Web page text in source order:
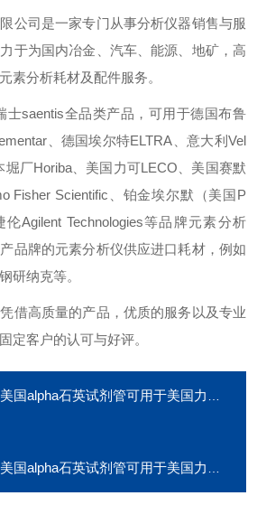
公司是一家专门从事分析仪器销售与服
于为国内冶金、汽车、能源、地矿，高
素分析耗材及配件服务。
士saentis全品类产品，可用于德国布鲁
、德国埃尔特ELTRA、意大利Vel
堀厂Horiba、美国力可LECO、美国赛默
Fisher Scientific、铂金埃尔默（美国P
Agilent Technologies等品牌元素分析
品牌的元素分析仪供应进口耗材，例如
研纳克等。
借高质量的产品，优质的服务以及专业
定客户的认可与好评。
国alpha石英试剂管可用于美国力可leco
国alpha石英试剂管可用于美国力可leco